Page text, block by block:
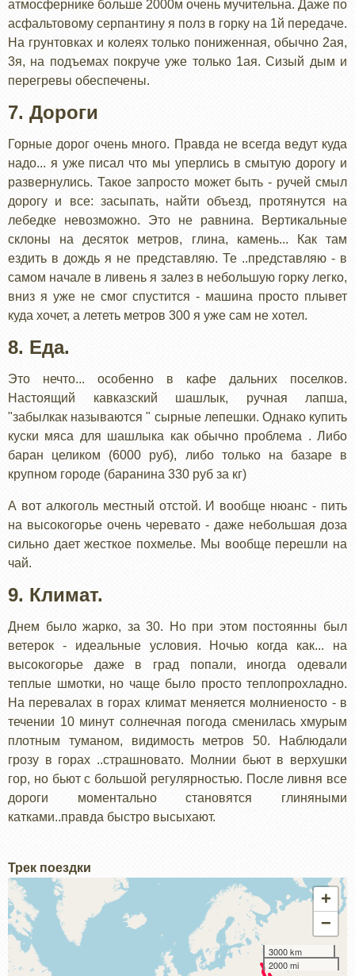
атмосфернике больше 2000м очень мучительна. Даже по
асфальтовому серпантину я полз в горку на 1й передаче.
На грунтовках и колеях только пониженная, обычно 2ая,
3я, на подъемах покруче уже только 1ая. Сизый дым и
перегревы обеспечены.
7. Дороги
Горные дорог очень много. Правда не всегда ведут куда
надо... я уже писал что мы уперлись в смытую дорогу и
развернулись. Такое запросто может быть - ручей смыл
дорогу и все: засыпать, найти объезд, протянутся на
лебедке невозможно. Это не равнина. Вертикальные
склоны на десяток метров, глина, камень... Как там
ездить в дождь я не представляю. Те ..представляю - в
самом начале в ливень я залез в небольшую горку легко,
вниз я уже не смог спустится - машина просто плывет
куда хочет, а лететь метров 300 я уже сам не хотел.
8. Еда.
Это нечто... особенно в кафе дальних поселков.
Настоящий кавказский шашлык, ручная лапша,
"забылкак называются " сырные лепешки. Однако купить
куски мяса для шашлыка как обычно проблема . Либо
баран целиком (6000 руб), либо только на базаре в
крупном городе (баранина 330 руб за кг)
А вот алкоголь местный отстой. И вообще нюанс - пить
на высокогорье очень черевато - даже небольшая доза
сильно дает жесткое похмелье. Мы вообще перешли на
чай.
9. Климат.
Днем было жарко, за 30. Но при этом постоянны был
ветерок - идеальные условия. Ночью когда как... на
высокогорье даже в град попали, иногда одевали
теплые шмотки, но чаще было просто теплопрохладно.
На перевалах в горах климат меняется молниеносто - в
течении 10 минут солнечная погода сменилась хмурым
плотным туманом, видимость метров 50. Наблюдали
грозу в горах ..страшновато. Молнии бьют в верхушки
гор, но бьют с большой регулярностью. После ливня все
дороги моментально становятся глиняными
катками..правда быстро высыхают.
Трек поездки
+
−
3000 km
2000 mi